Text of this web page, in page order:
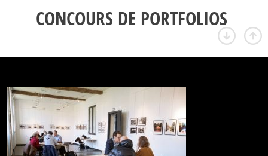
CONCOURS DE PORTFOLIOS